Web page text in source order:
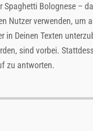
Spaghetti Bolognese –
Nutzer verwenden, um
in Deinen Texten
sind vorbei.
zu antworten.